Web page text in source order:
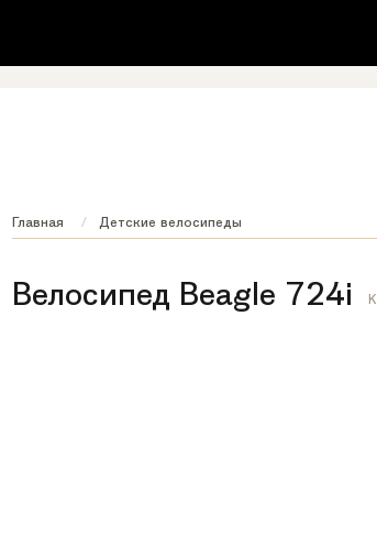
Главная Детские велосипеды
Велосипед Beagle 724i